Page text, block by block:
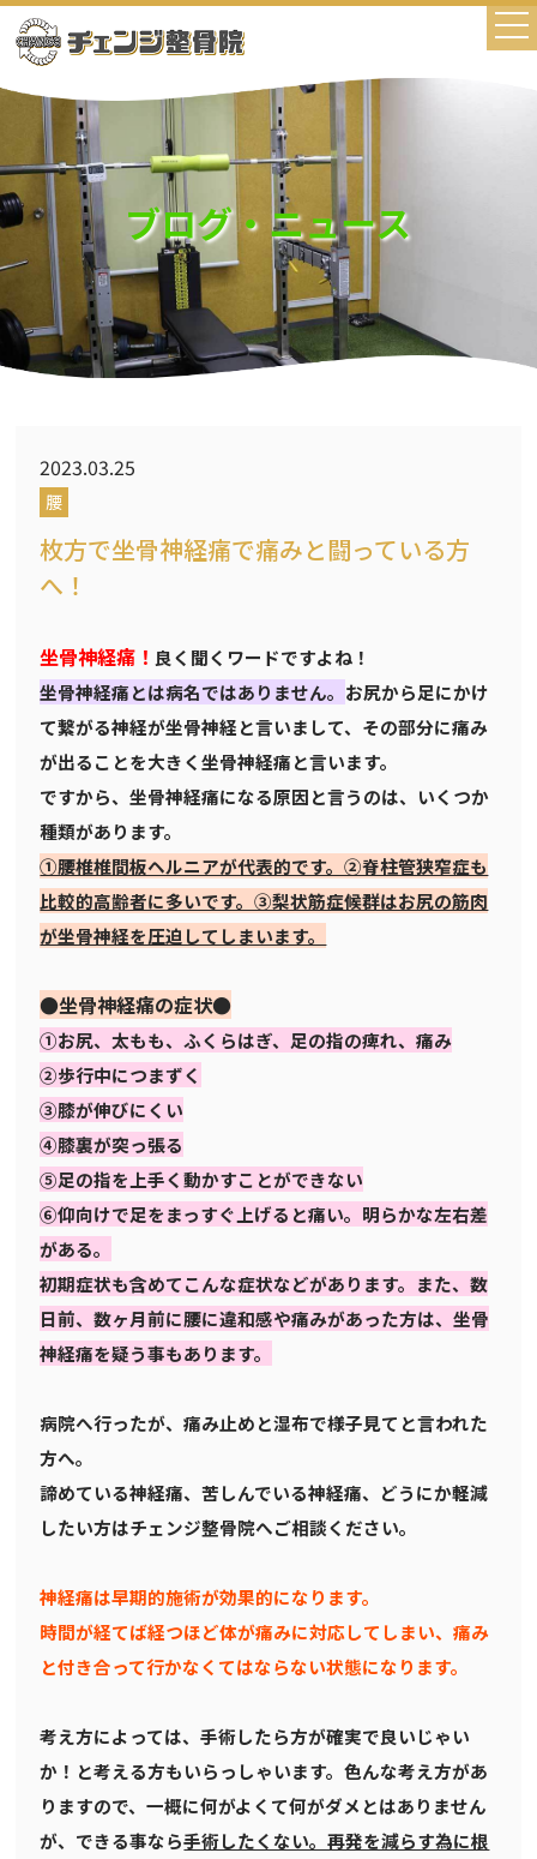
ブログ・ニュース
2023.03.25
腰
枚方で坐骨神経痛で痛みと闘っている方
へ！
坐骨神経痛！良く聞くワードですよね！
坐骨神経痛とは病名ではありません。 お尻から足にかけ
て繋がる神経が坐骨神経と言いまして、その部分に痛み
が出ることを大きく坐骨神経痛と言います。
ですから、坐骨神経痛になる原因と言うのは、いくつか
種類があります。
①腰椎椎間板ヘルニアが代表的です。②脊柱管狭窄症も
比較的高齢者に多いです。③梨状筋症候群はお尻の筋肉
が坐骨神経を圧迫してしまいます。
●坐骨神経痛の症状●
①お尻、太もも、ふくらはぎ、足の指の痺れ、痛み
②歩行中につまずく
③膝が伸びにくい
④膝裏が突っ張る
⑤足の指を上手く動かすことができない
⑥仰向けで足をまっすぐ上げると痛い。明らかな左右差
がある。
初期症状も含めてこんな症状などがあります。また、数
日前、数ヶ月前に腰に違和感や痛みがあった方は、坐骨
神経痛を疑う事もあります。
病院へ行ったが、痛み止めと湿布で様子見てと言われた
方へ。
諦めている神経痛、苦しんでいる神経痛、どうにか軽減
したい方はチェンジ整骨院へご相談ください。
神経痛は早期的施術が効果的になります。
時間が経てば経つほど体が痛みに対応してしまい、痛み
と付き合って行かなくてはならない状態になります。
考え方によっては、手術したら方が確実で良いじゃい
か！と考える方もいらっしゃいます。色んな考え方があ
りますので、一概に何がよくて何がダメとはありません
が、できる事なら手術したくない。再発を減らす為に根